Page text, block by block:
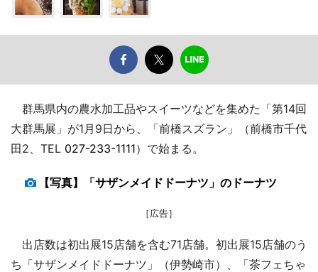
群馬県内の農水加工品やスイーツなどを集めた「第14回
大群馬展」が1月9日から、「前橋スズラン」（前橋市千代
田2、TEL 027-233-1111）で始まる。
【写真】「サザンメイドドーナツ」のドーナツ
［広告］
出店数は初出展15店舗を含む71店舗。初出展15店舗のう
ち「サザンメイドドーナツ」（伊勢崎市）、「茶フェちゃ